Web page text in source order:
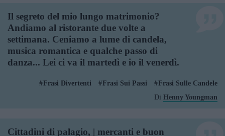
Il segreto del mio lungo matrimonio?
Andiamo al ristorante due volte a
settimana. Ceniamo a lume di candela,
musica romantica e qualche passo di
danza... Lei ci va il martedì e io il venerdì.
Frasi Divertenti Frasi Sui Passi
Frasi Sulle Candele
Di Henny Youngman
Cittadini di palagio, | mercanti e buon